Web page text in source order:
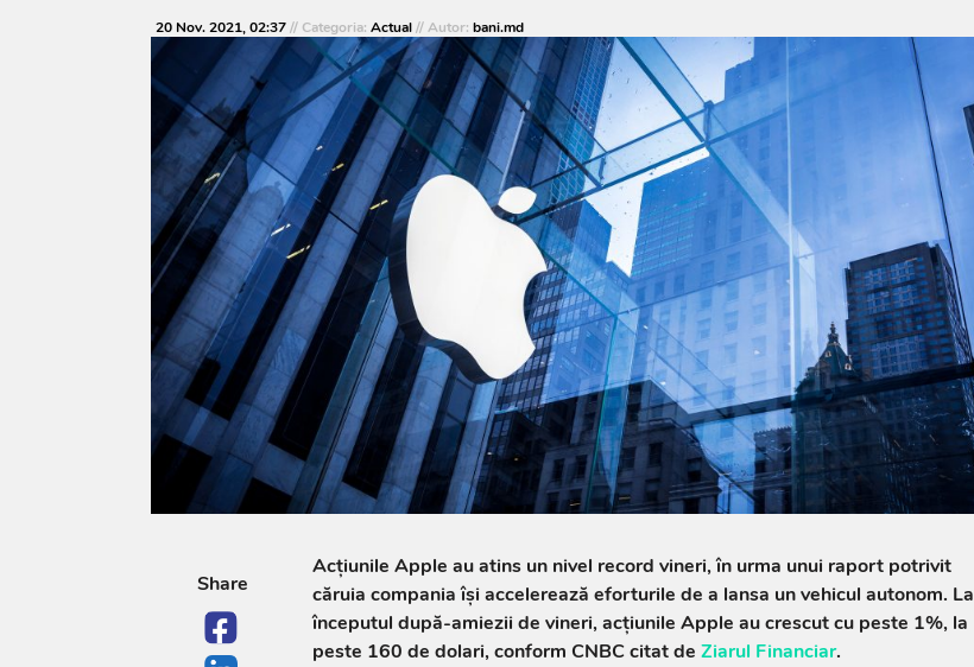
20 Nov. 2021, 02:37// Categoria: Actual// Autor: bani.md
Share
Acţiunile Apple au atins un nivel record vineri, în urma unui raport potrivit
căruia compania îşi accelerează eforturile de a lansa un vehicul autonom. La
începutul după-amiezii de vineri, acţiunile Apple au crescut cu peste 1%, la
peste 160 de dolari, conform CNBC citat de Ziarul Financiar.